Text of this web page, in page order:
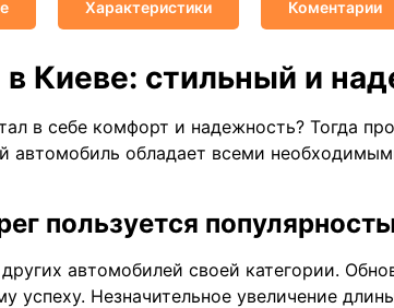
Характеристики Коментарии
Киеве: стильный и
в себе комфорт и надежность? Тогда
автомобиль обладает всеми
пользуется
автомобилей своей категории.
Незначительное увеличение